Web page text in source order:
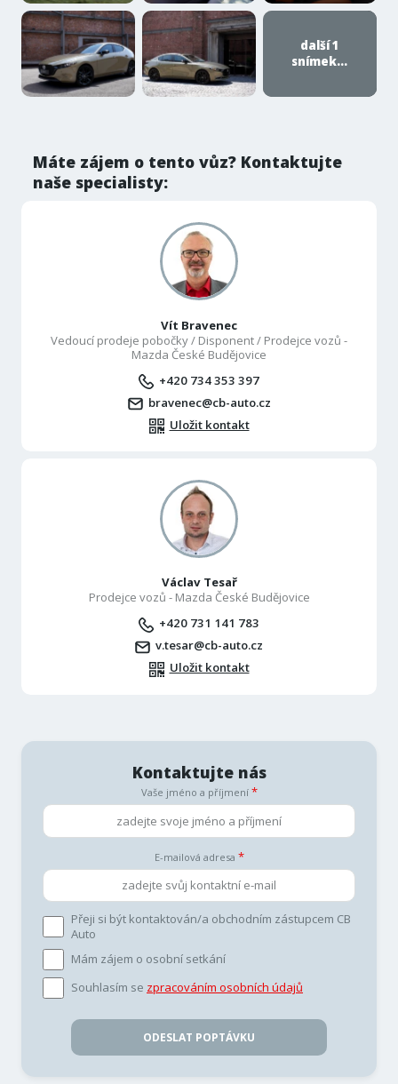
další 1
snímek...
Máte zájem o tento vůz? Kontaktujte
naše specialisty:
Vít Bravenec
Vedoucí prodeje pobočky / Disponent / Prodejce vozů -
Mazda České Budějovice
+420 734 353 397
bravenec@cb-auto.cz
Uložit kontakt
Václav Tesař
Prodejce vozů - Mazda České Budějovice
+420 731 141 783
v.tesar@cb-auto.cz
Uložit kontakt
Kontaktujte nás
Vaše jméno a příjmení
E-mailová adresa
Přeji si být kontaktován/a obchodním zástupcem CB
Auto
Mám zájem o osobní setkání
Souhlasím se zpracováním osobních údajů
ODESLAT POPTÁVKU